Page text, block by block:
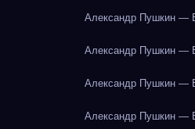
Александр Пушкин —
Александр Пушкин —
Александр Пушкин —
Александр Пушкин —